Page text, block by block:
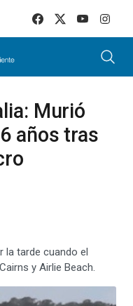
Murió
años tras
la tarde cuando el
y Airlie Beach.